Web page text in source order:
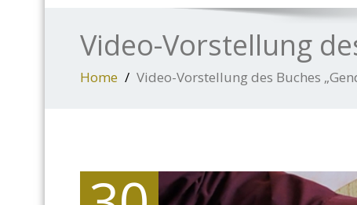
Video-Vorstellung
Home Video-Vorstellung des Buches